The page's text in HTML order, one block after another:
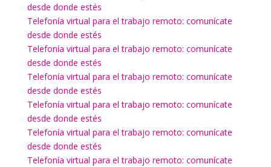
desde donde estés
Telefonía virtual para el trabajo remoto: comunícate
desde donde estés
Telefonía virtual para el trabajo remoto: comunícate
desde donde estés
Telefonía virtual para el trabajo remoto: comunícate
desde donde estés
Telefonía virtual para el trabajo remoto: comunícate
desde donde estés
Telefonía virtual para el trabajo remoto: comunícate
desde donde estés
Telefonía virtual para el trabajo remoto: comunícate